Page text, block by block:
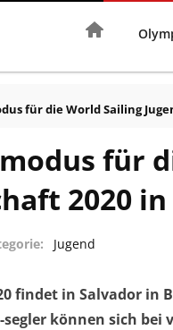
Startseite
für die World Sailing
für
2020
Jugend
findet in Salvador
können sich